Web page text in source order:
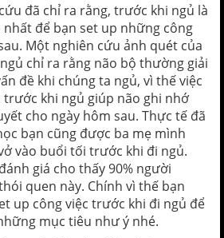
đã chỉ ra rằng, trước khi ngủ là
để bạn set up những công
Một nghiên cứu ảnh quét của
chỉ ra rằng não bộ thường giải
đề khi chúng ta ngủ, vì thế việc
trước khi ngủ giúp não ghi nhớ
cho ngày hôm sau. Thực tế đã
bạn cũng được ba mẹ mình
vào buổi tối trước khi đi ngủ.
giá cho thấy 90% người
quen này. Chính vì thế bạn
up công việc trước khi đi ngủ để
mục tiêu như ý nhé.